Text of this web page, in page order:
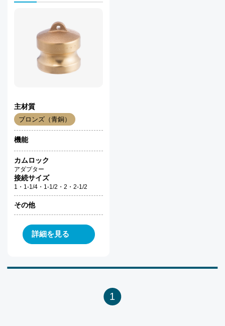
主材質
ブロンズ（青銅）
機能
カムロック
アダプター
接続サイズ
1・1-1/4・1-1/2・2・2-1/2
その他
詳細を見る
1